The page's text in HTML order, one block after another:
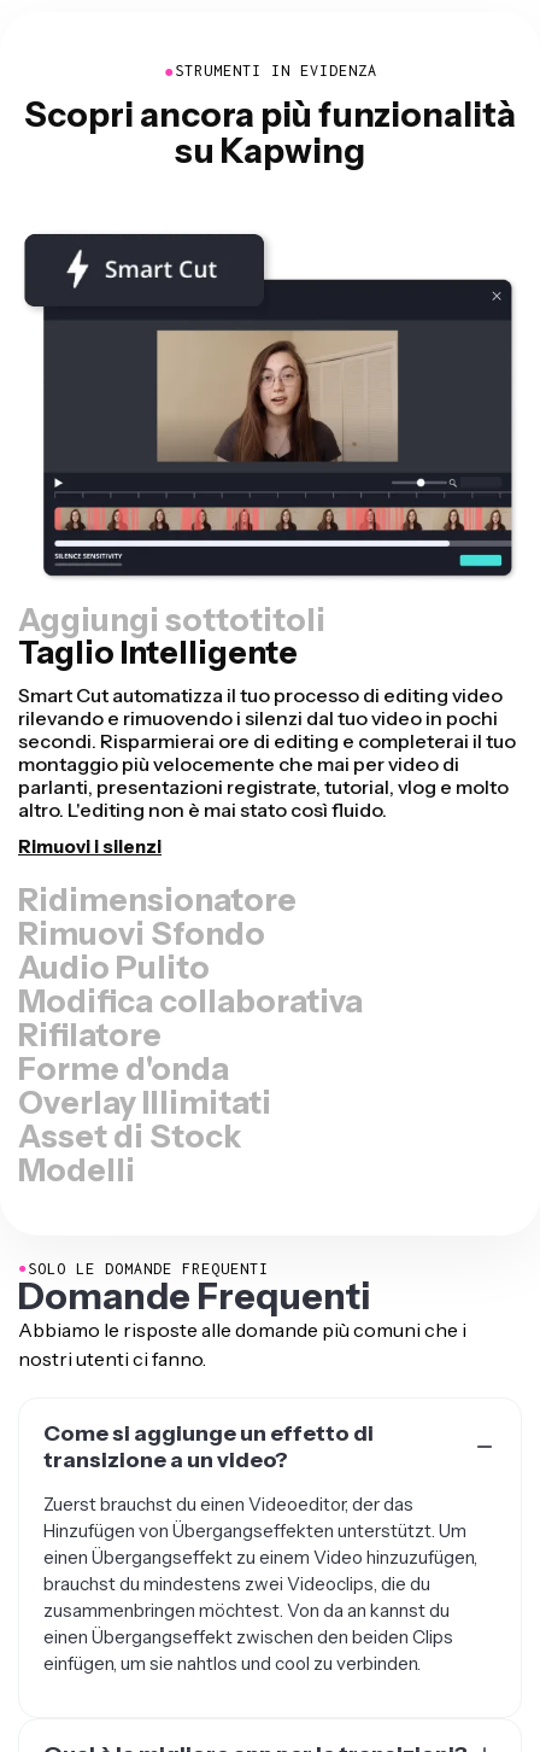
●STRUMENTI IN EVIDENZA
Scopri ancora più funzionalità
su Kapwing
Aggiungi sottotitoli
Taglio Intelligente
Ridimensionatore
Rimuovi Sfondo
Audio Pulito
Modifica collaborativa
Rifilatore
Forme d'onda
Overlay Illimitati
Asset di Stock
Modelli
●SOLO LE DOMANDE FREQUENTI
Domande Frequenti
Abbiamo le risposte alle domande più comuni che i
nostri utenti ci fanno.
Come si aggiunge un effetto di
transizione a un video?
Zuerst brauchst du einen Videoeditor, der das
Hinzufügen von Übergangseffekten unterstützt. Um
einen Übergangseffekt zu einem Video hinzuzufügen,
brauchst du mindestens zwei Videoclips, die du
zusammenbringen möchtest. Von da an kannst du
einen Übergangseffekt zwischen den beiden Clips
einfügen, um sie nahtlos und cool zu verbinden.